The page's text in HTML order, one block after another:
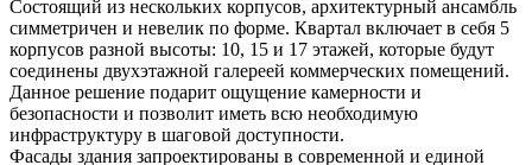
Состоящий из нескольких корпусов, архитектурный ансамбль
симметричен и невелик по форме. Квартал включает в себя 5
корпусов разной высоты: 10, 15 и 17 этажей, которые будут
соединены двухэтажной галереей коммерческих помещений.
Данное решение подарит ощущение камерности и
безопасности и позволит иметь всю необходимую
инфраструктуру в шаговой доступности.
Фасады здания запроектированы в современной и единой